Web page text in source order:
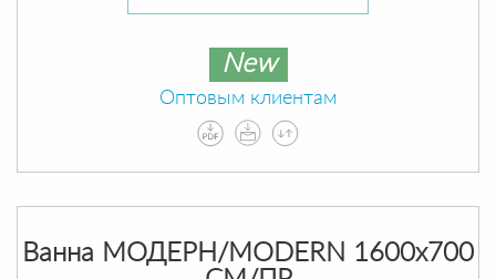
New
Оптовым клиентам
Ванна МОДЕРН/MODERN 1600х700